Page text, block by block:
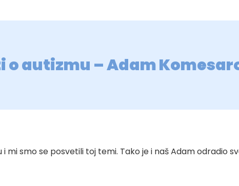
o autizmu – Adam
mi smo se posvetili toj temi. Tako je i naš Adam odradio